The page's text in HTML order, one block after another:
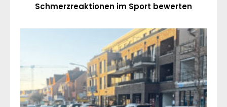
Schmerzreaktionen im Sport bewerten